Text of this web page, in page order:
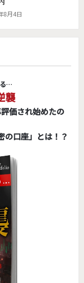
8月4日
る…
襲
価され始めたの
口座」とは！？